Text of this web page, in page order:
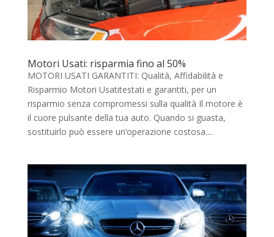
Motori Usati: risparmia fino al 50%
MOTORI USATI GARANTITI: Qualità, Affidabilità e
Risparmio Motori Usatitestati e garantiti, per un
risparmio senza compromessi sulla qualità Il motore è
il cuore pulsante della tua auto. Quando si guasta,
sostituirlo può essere un’operazione costosa....